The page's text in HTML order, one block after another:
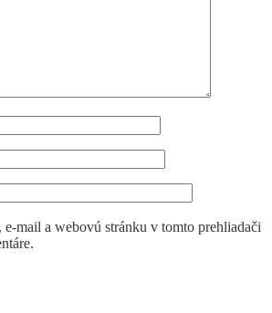
mail a webovú stránku v tomto prehliadači